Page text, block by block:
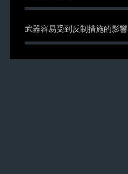
武器容易受到反制措施的影響